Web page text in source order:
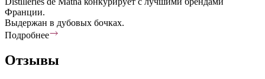
Франции.
Выдержан в дубовых бочках.
Подробнее
Отзывы